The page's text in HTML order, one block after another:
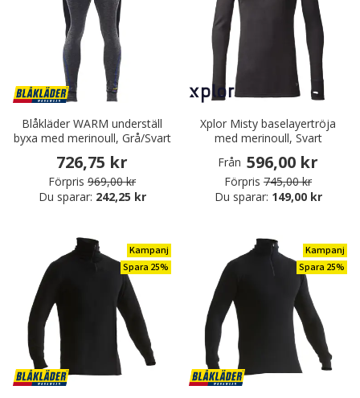
Blåkläder WARM underställ
byxa med merinoull, Grå/Svart
726,75 kr
Förpris 969,00 kr
Du sparar: 242,25 kr
Xplor Misty baselayertröja
med merinoull, Svart
Från 596,00 kr
Förpris 745,00 kr
Du sparar: 149,00 kr
Kampanj
Spara 25%
Kampanj
Spara 25%